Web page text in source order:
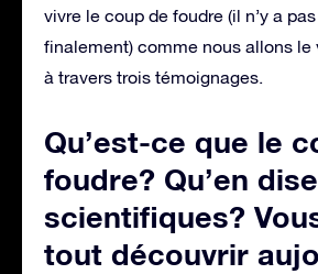
vivre le coup de foudre (il n’y a
finalement) comme nous allons le
à travers trois témoignages.
Qu’est-ce que le
foudre? Qu’en
scientifiques?
tout découvrir